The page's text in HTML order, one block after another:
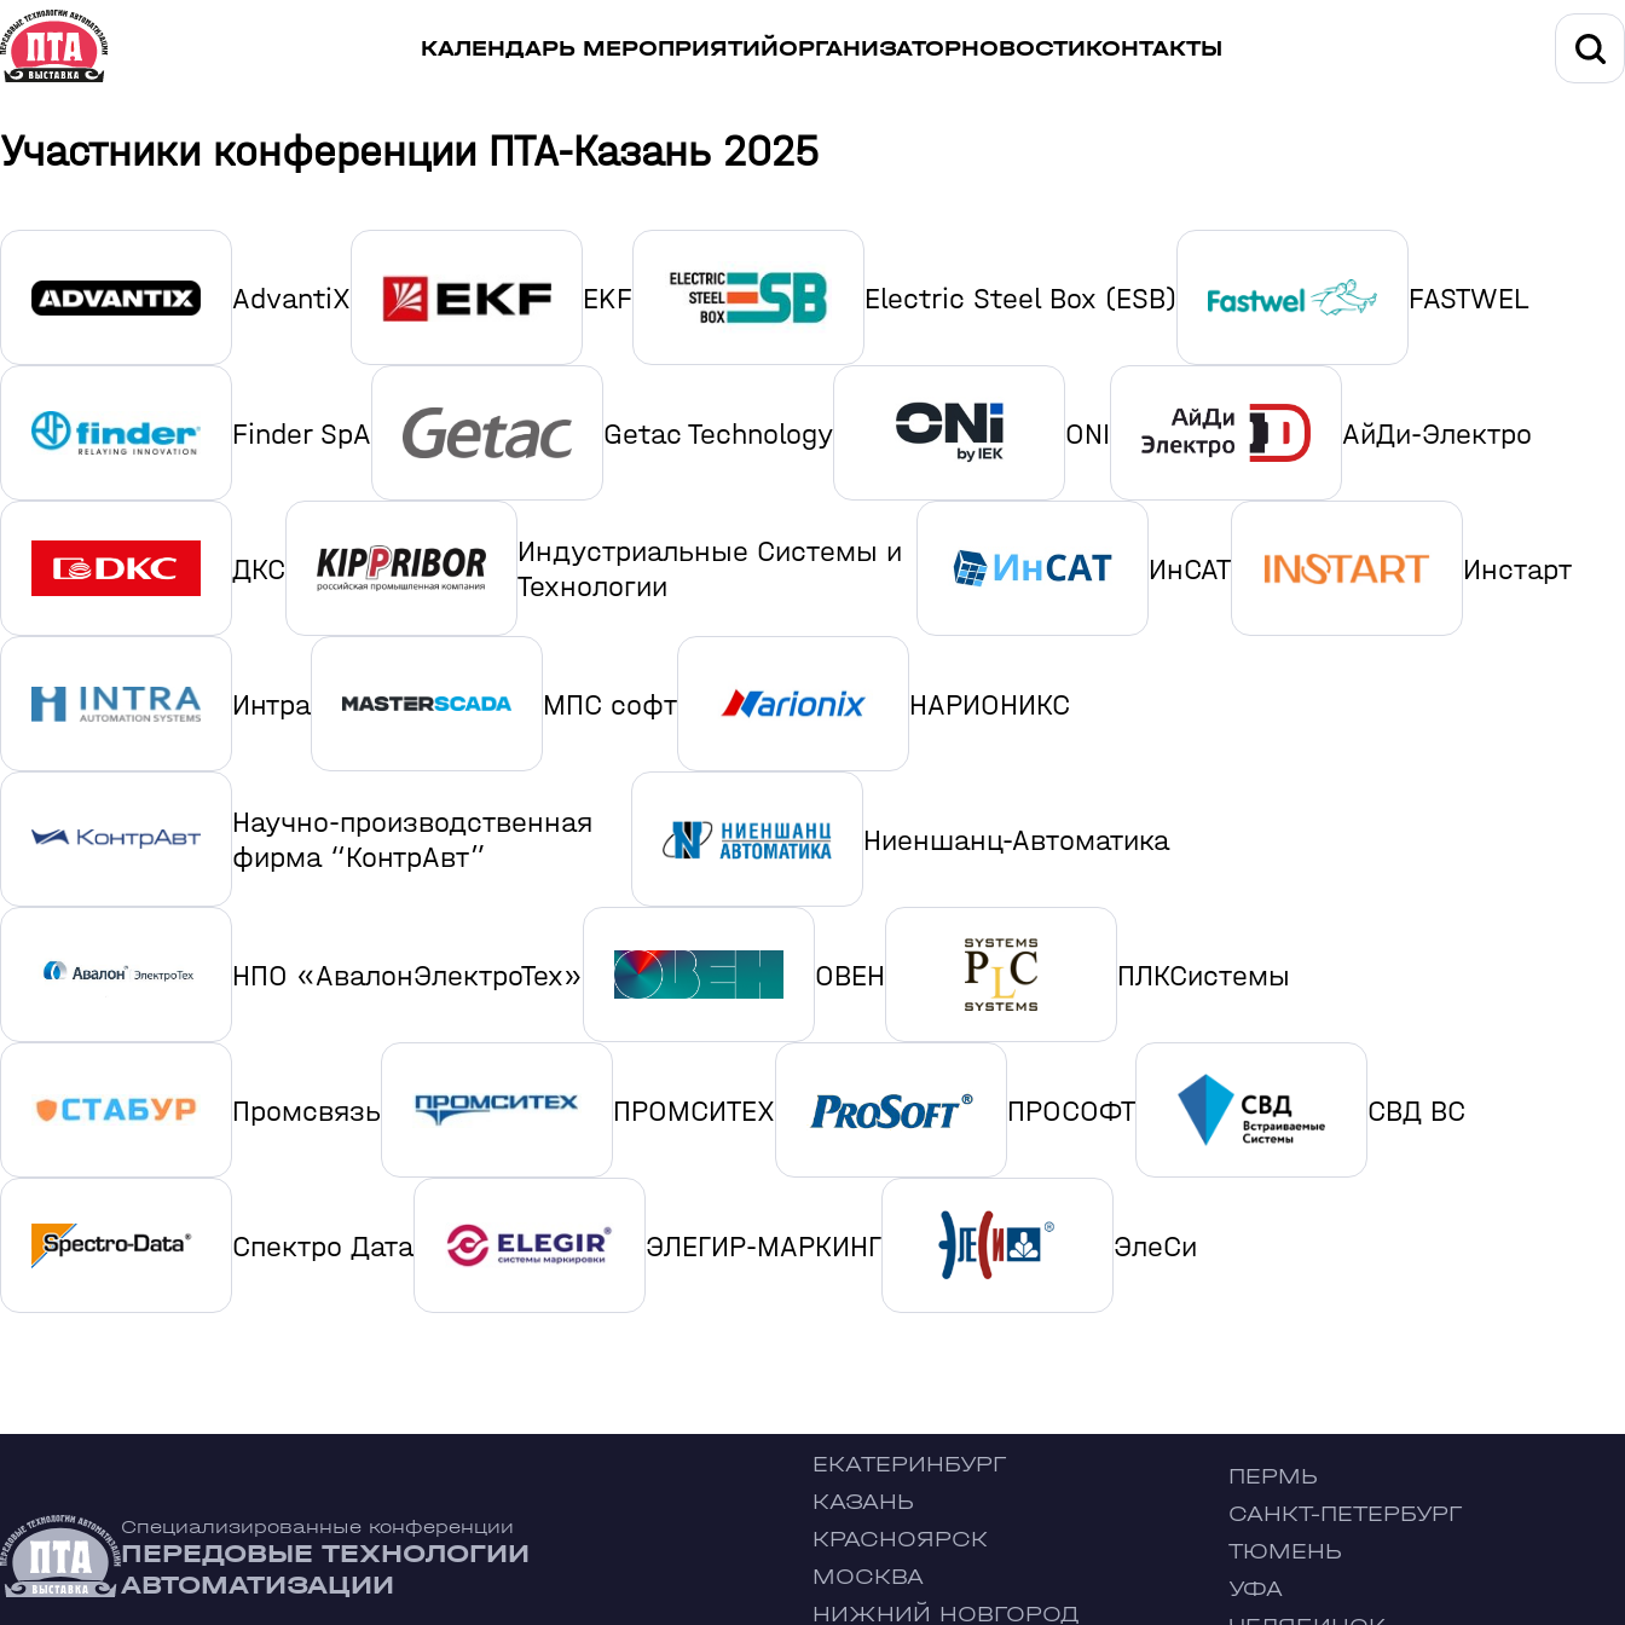
КАЛЕНДАРЬ МЕРОПРИЯТИЙОРГАНИЗАТОРНОВОСТИКОНТАКТЫ
Участники конференции ПТА-Казань 2025
AdvantiX EKF Electric Steel Box (ESB) FASTWEL
Finder SpA Getac Technology ONI АйДи-Электро
ДКС
Индустриальные Системы и
Технологии
ИнСАТ Инстарт
Интра МПС софт НАРИОНИКС
Научно-производственная
фирма “КонтрАвт”
Ниеншанц-Автоматика
НПО «АвалонЭлектроТех» ОВЕН ПЛКСистемы
Промсвязь ПРОМСИТЕХ ПРОСОФТ СВД ВС
Спектро Дата ЭЛЕГИР-МАРКИНГ ЭлеСи
Специализированные конференции
ПЕРЕДОВЫЕ ТЕХНОЛОГИИ
АВТОМАТИЗАЦИИ
ЕКАТЕРИНБУРГ
КАЗАНЬ
КРАСНОЯРСК
МОСКВА
НИЖНИЙ НОВГОРОД
ПЕРМЬ
САНКТ-ПЕТЕРБУРГ
ТЮМЕНЬ
УФА